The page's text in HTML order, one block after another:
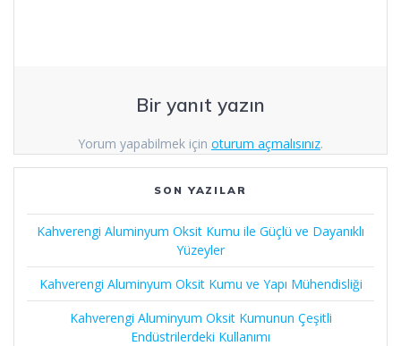
Bir yanıt yazın
Yorum yapabilmek için oturum açmalısınız.
SON YAZILAR
Kahverengi Aluminyum Oksit Kumu ile Güçlü ve Dayanıklı
Yüzeyler
Kahverengi Aluminyum Oksit Kumu ve Yapı Mühendisliği
Kahverengi Aluminyum Oksit Kumunun Çeşitli
Endüstrilerdeki Kullanımı